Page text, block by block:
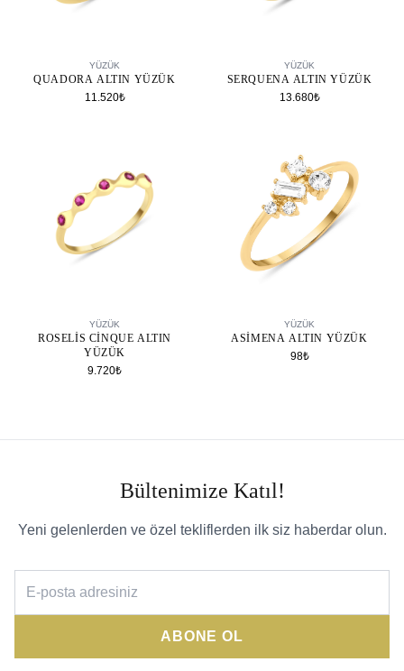
YÜZÜK
QUADORA ALTIN YÜZÜK
11.520₺
YÜZÜK
SERQUENA ALTIN YÜZÜK
13.680₺
YÜZÜK
ROSELIS CINQUE ALTIN
YÜZÜK
9.720₺
YÜZÜK
ASIMENA ALTIN YÜZÜK
98₺
Bültenimize Katıl!
Yeni gelenlerden ve özel tekliflerden ilk siz haberdar olun.
ABONE OL